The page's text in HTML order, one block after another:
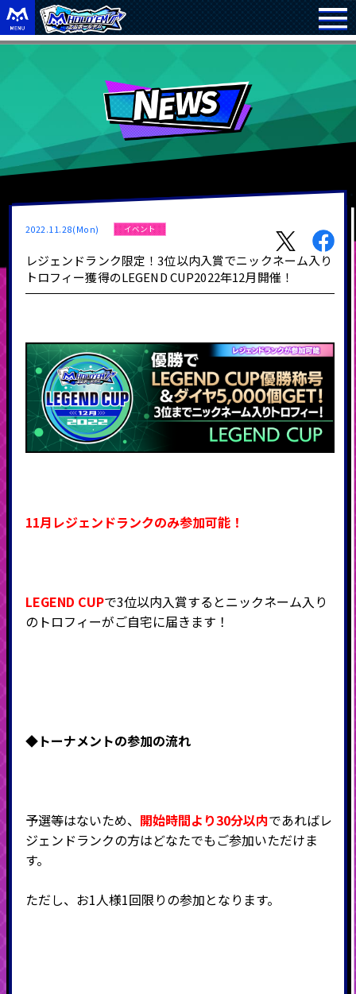
2022.11.28(Mon) イベント
レジェンドランク限定！3位以内入賞でニックネーム入り
トロフィー獲得のLEGEND CUP2022年12月開催！
11月レジェンドランクのみ参加可能！
LEGEND CUPで3位以内入賞するとニックネーム入り
のトロフィーがご自宅に届きます！
◆トーナメントの参加の流れ
予選等はないため、 開始時間より30分以内であればレ
ジェンドランクの方はどなたでもご参加いただけま
す。
ただし、お1人様1回限りの参加となります。